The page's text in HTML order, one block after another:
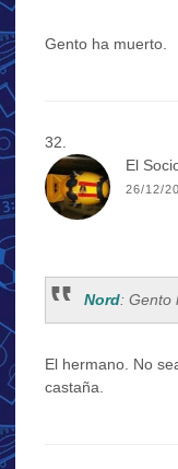
Gento ha muerto.
El
26/12/
Nord: Gento
El hermano. No
castaña.